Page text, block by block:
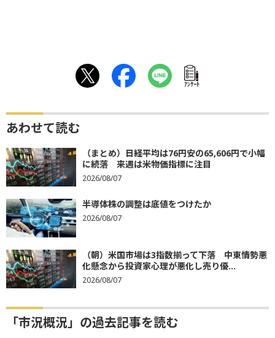
ｱﾝｹｰﾄ
あわせて読む
（まとめ）日経平均は76円安の65,606円で小幅
に続落 来週は米物価指標に注目
2026/08/07
半導体株の調整は底値をつけたか
2026/08/07
（朝）米国市場は3指数揃って下落 中東情勢悪
化懸念から投資家心理が悪化し売り優...
2026/08/07
「市況概況」の過去記事を読む